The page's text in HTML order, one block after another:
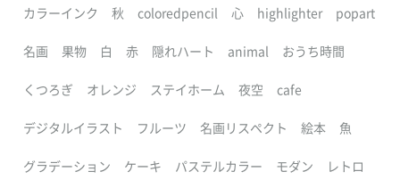
カラーインク 秋 coloredpencil 心 highlighter popart
名画 果物 白 赤 隠れハート animal おうち時間
くつろぎ オレンジ ステイホーム 夜空 cafe
デジタルイラスト フルーツ 名画リスペクト 絵本 魚
グラデーション ケーキ パステルカラー モダン レトロ